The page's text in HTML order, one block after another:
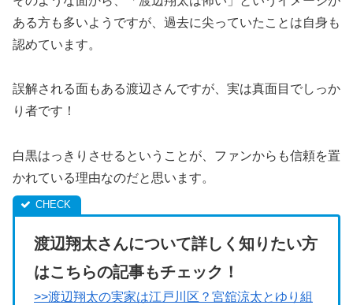
ある方も多いようですが、過去に尖っていたことは自身も
認めています。
誤解される面もある渡辺さんですが、実は真面目でしっか
り者です！
白黒はっきりさせるということが、ファンからも信頼を置
かれている理由なのだと思います。
渡辺翔太さんについて詳しく知りたい方
はこちらの記事もチェック！
>>渡辺翔太の実家は江戸川区？宮舘涼太とゆり組